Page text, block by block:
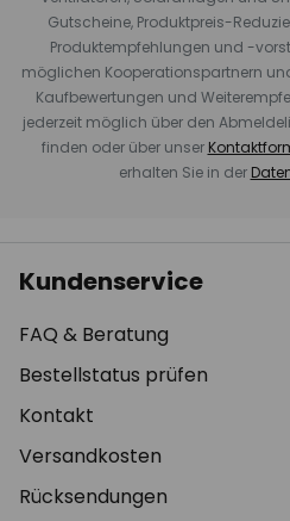
Gutscheine, Produktpreis-
Produktempfehlungen und -
möglichen Kooperationspartnern
Kaufbewertungen und
jederzeit möglich über den
finden oder über unser
erhalten Sie in der
Kundenservice
FAQ & Beratung
Bestellstatus prüfen
Kontakt
Versandkosten
Rücksendungen